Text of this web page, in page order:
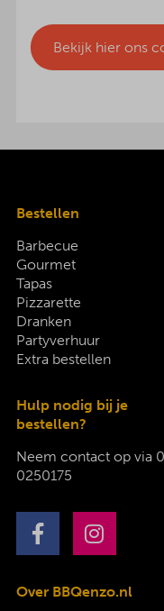
Bekijk hier ons
Bestellen
Barbecue
Gourmet
Tapas
Pizzarette
Dranken
Partyverhuur
Extra bestellen
Hulp nodig bij je
bestellen?
Neem contact op via
0250175
Over BBQenzo.nl